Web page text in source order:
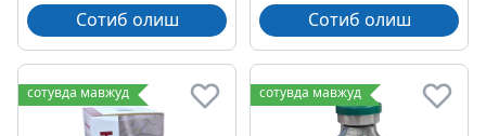
Сотиб олиш Сотиб олиш
сотувда мавжуд сотувда мавжуд